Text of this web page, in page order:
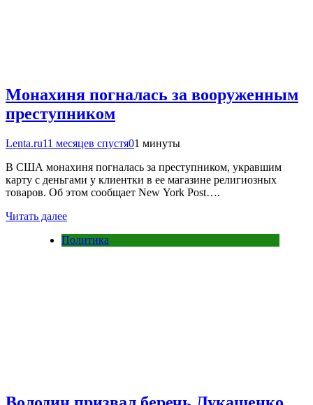
Монахиня погналась за вооруженным
преступником
Lenta.ru11 месяцев спустя01 минуты
В США монахиня погналась за преступником, укравшим
карту с деньгами у клиентки в ее магазине религиозных
товаров. Об этом сообщает New York Post….
Читать далее
Политика